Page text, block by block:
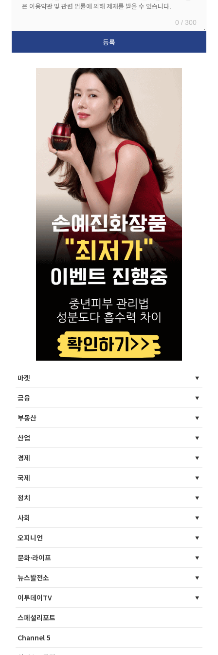
0 / 300
마켓
금융
부동산
산업
경제
국제
정치
사회
오피니언
문화·라이프
뉴스발전소
이투데이TV
스페셜리포트
Channel 5